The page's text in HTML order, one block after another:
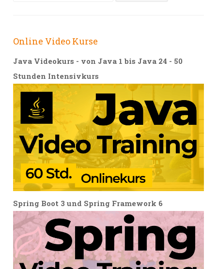
Online Video Kurse
Java Videokurs - von Java 1 bis Java 24 - 50
Stunden Intensivkurs
Spring Boot 3 und Spring Framework 6